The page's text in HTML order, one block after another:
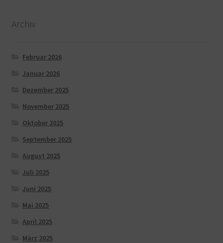
Archiv
Februar 2026
Januar 2026
Dezember 2025
November 2025
Oktober 2025
September 2025
August 2025
Juli 2025
Juni 2025
Mai 2025
April 2025
März 2025